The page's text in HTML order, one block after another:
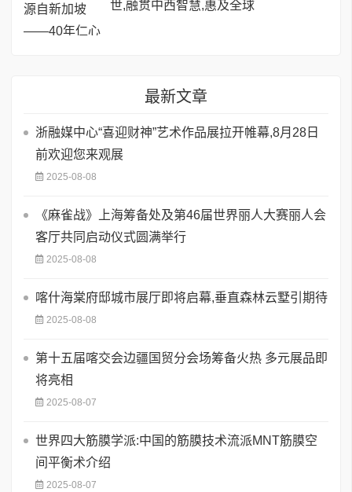
世,融贯中西智慧,惠及全球
最新文章
浙融媒中心“喜迎财神”艺术作品展拉开帷幕,8月28日
前欢迎您来观展
2025-08-08
《麻雀战》上海筹备处及第46届世界丽人大赛丽人会
客厅共同启动仪式圆满举行
2025-08-08
喀什海棠府邸城市展厅即将启幕,垂直森林云墅引期待
2025-08-08
第十五届喀交会边疆国贸分会场筹备火热 多元展品即
将亮相
2025-08-07
世界四大筋膜学派:中国的筋膜技术流派MNT筋膜空
间平衡术介绍
2025-08-07